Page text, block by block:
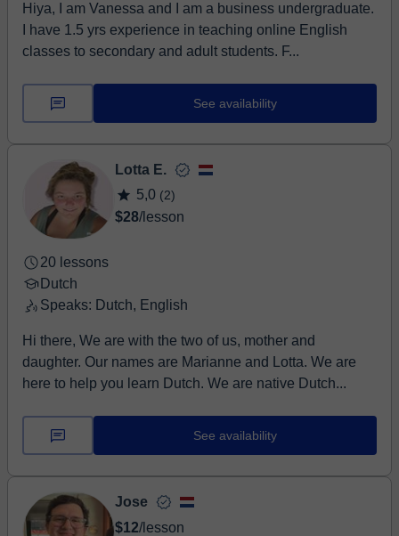
Hiya, I am Vanessa and I am a business undergraduate.
I have 1.5 yrs experience in teaching online English
classes to secondary and adult students. F...
See availability
Lotta E.
5,0 (2)
$28/lesson
20 lessons
Dutch
Speaks: Dutch, English
Hi there, We are with the two of us, mother and
daughter. Our names are Marianne and Lotta. We are
here to help you learn Dutch. We are native Dutch...
See availability
Jose
$12/lesson